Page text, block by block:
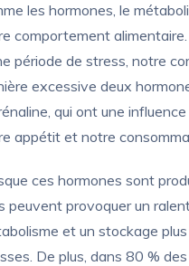
les hormones, le
comportement
période de stress, notre
excessive deux
qui ont une
appétit et notre
ces hormones sont
peuvent provoquer un
et un stockage
De plus, dans 80 %